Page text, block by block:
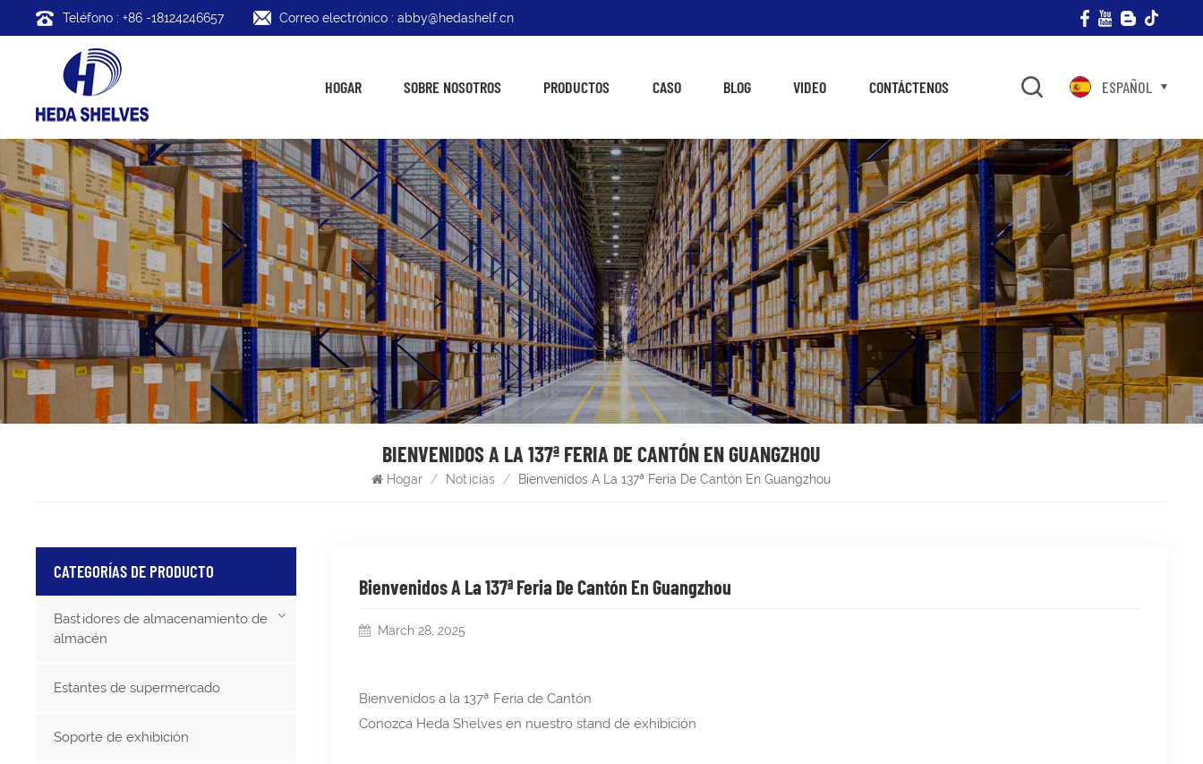
Teléfono : +86 -18124246657 Correo electrónico : abby@hedashelf.cn
HOGAR SOBRE NOSOTROS PRODUCTOS CASO BLOG VIDEO CONTÁCTENOS ESPAÑOL
BIENVENIDOS A LA 137ª FERIA DE CANTÓN EN GUANGZHOU
Hogar / Noticias / Bienvenidos A La 137ª Feria De Cantón En Guangzhou
Bienvenidos A La 137ª Feria De Cantón En Guangzhou
March 28, 2025
Bienvenidos a la 137ª Feria de Cantón
Conozca Heda Shelves en nuestro stand de exhibición
CATEGORÍAS DE PRODUCTO
Bastidores de almacenamiento de
almacén
Estantes de supermercado
Soporte de exhibición